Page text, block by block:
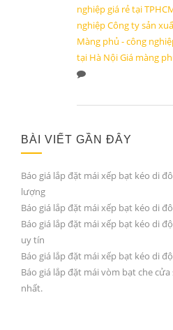
nghiệp giá rẻ tại
nghiệpCông ty sản
Màng phủ - công
tại Hà NộiGiá màng
BÀI VIẾT GẦN ĐÂY
Báo giá lắp đặt mái xếp bạt kéo di
lượng
Báo giá lắp đặt mái xếp bạt kéo di
Báo giá lắp đặt mái xếp bạt kéo di
uy tín
Báo giá lắp đặt mái xếp bạt kéo di
Báo giá lắp đặt mái vòm bạt che
nhất.